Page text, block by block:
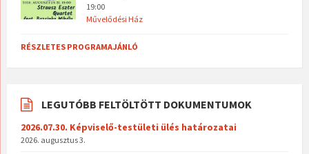
19:00
Művelődési Ház
RÉSZLETES PROGRAMAJÁNLÓ
LEGUTÓBB FELTÖLTÖTT DOKUMENTUMOK
2026.07.30. Képviselő-testületi ülés határozatai
2026. augusztus 3.